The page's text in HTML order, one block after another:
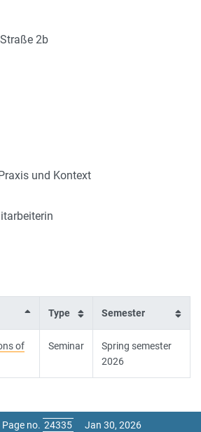
2b
und Kontext
Type Semester
of
Seminar
Spring semester
2026
Page no. Jan 30, 2026